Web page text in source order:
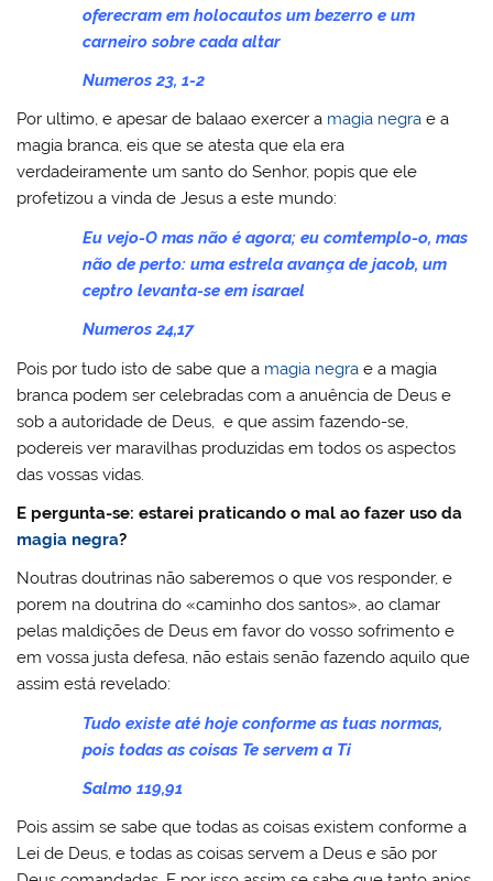
oferecram em holocautos um bezerro e um
carneiro sobre cada altar
Numeros 23, 1-2
Por ultimo, e apesar de balaao exercer a magia negra e a
magia branca, eis que se atesta que ela era
verdadeiramente um santo do Senhor, popis que ele
profetizou a vinda de Jesus a este mundo:
Eu vejo-O mas não é agora; eu comtemplo-o, mas
não de perto: uma estrela avança de jacob, um
ceptro levanta-se em isarael
Numeros 24,17
Pois por tudo isto de sabe que a magia negra e a magia
branca podem ser celebradas com a anuência de Deus e
sob a autoridade de Deus, e que assim fazendo-se,
podereis ver maravilhas produzidas em todos os aspectos
das vossas vidas.
E pergunta-se: estarei praticando o mal ao fazer uso da
magia negra?
Noutras doutrinas não saberemos o que vos responder, e
porem na doutrina do «caminho dos santos», ao clamar
pelas maldições de Deus em favor do vosso sofrimento e
em vossa justa defesa, não estais senão fazendo aquilo que
assim está revelado:
Tudo existe até hoje conforme as tuas normas,
pois todas as coisas Te servem a Ti
Salmo 119,91
Pois assim se sabe que todas as coisas existem conforme a
Lei de Deus, e todas as coisas servem a Deus e são por